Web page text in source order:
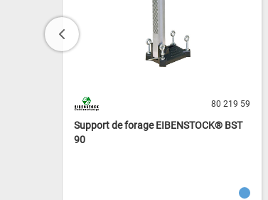
80 219 59
Support de forage EIBENSTOCK® BST
90